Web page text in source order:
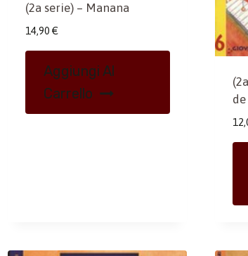
(2a serie) – Manana
14,90 €
Aggiungi Al
Carrello